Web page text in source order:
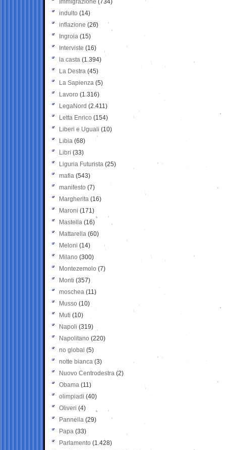
Immigrazione (734)
indulto (14)
inflazione (26)
Ingroia (15)
Interviste (16)
la casta (1.394)
La Destra (45)
La Sapienza (5)
Lavoro (1.316)
LegaNord (2.411)
Letta Enrico (154)
Liberi e Uguali (10)
Libia (68)
Libri (33)
Liguria Futurista (25)
mafia (543)
manifesto (7)
Margherita (16)
Maroni (171)
Mastella (16)
Mattarella (60)
Meloni (14)
Milano (300)
Montezemolo (7)
Monti (357)
moschea (11)
Musso (10)
Muti (10)
Napoli (319)
Napolitano (220)
no global (5)
notte bianca (3)
Nuovo Centrodestra (2)
Obama (11)
olimpiadi (40)
Oliveri (4)
Pannella (29)
Papa (33)
Parlamento (1.428)